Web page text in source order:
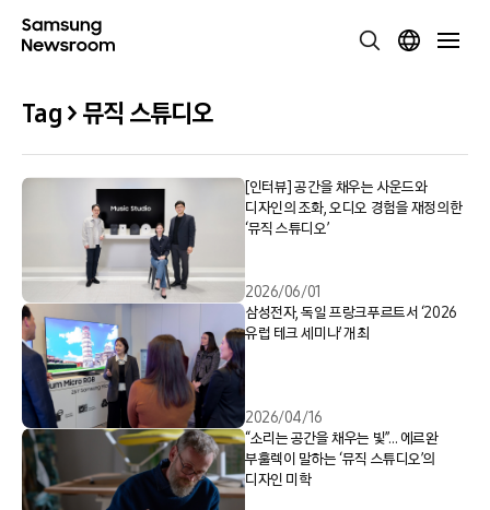
Tag > 뮤직 스튜디오
[인터뷰] 공간을 채우는 사운드와
디자인의 조화, 오디오 경험을 재정의한
‘뮤직 스튜디오’
2026/06/01
삼성전자, 독일 프랑크푸르트서 ‘2026
유럽 테크 세미나’ 개최
2026/04/16
“소리는 공간을 채우는 빛”… 에르완
부훌렉이 말하는 ‘뮤직 스튜디오’의
디자인 미학